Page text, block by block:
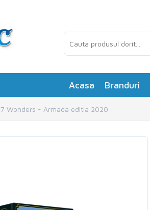
Acasa Branduri
»
7 Wonders - Armada editia 2020